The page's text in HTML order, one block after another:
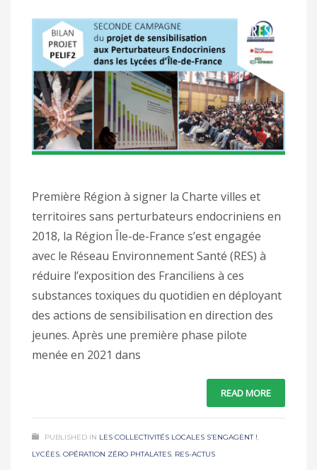
Première Région à signer la Charte villes et
territoires sans perturbateurs endocriniens en
2018, la Région Île-de-France s’est engagée
avec le Réseau Environnement Santé (RES) à
réduire l’exposition des Franciliens à ces
substances toxiques du quotidien en déployant
des actions de sensibilisation en direction des
jeunes. Après une première phase pilote
menée en 2021 dans
READ MORE
PUBLISHED IN LES COLLECTIVITÉS LOCALES S’ENGAGENT !,
LYCÉES, OPÉRATION ZÉRO PHTALATES, RES-ACTUS